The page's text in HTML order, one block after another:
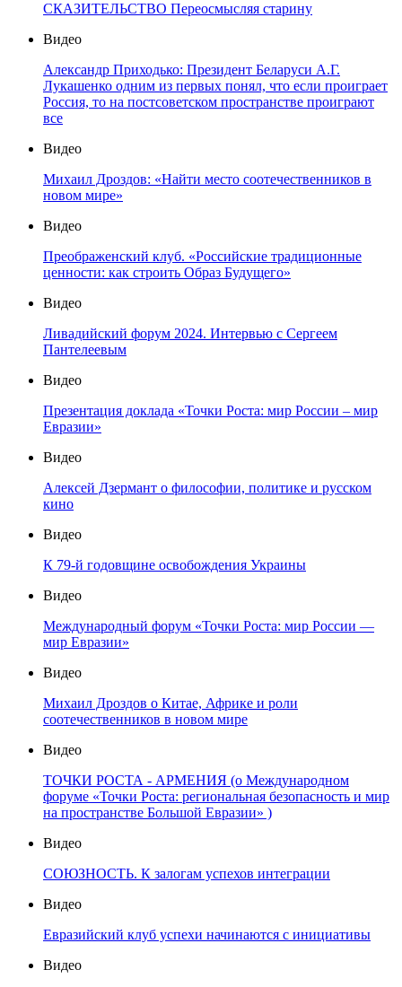
СКАЗИТЕЛЬСТВО Переосмысляя старину
Видео
Александр Приходько: Президент Беларуси А.Г.
Лукашенко одним из первых понял, что если проиграет
Россия, то на постсоветском пространстве проиграют
все
Видео
Михаил Дроздов: «Найти место соотечественников в
новом мире»
Видео
Преображенский клуб. «Российские традиционные
ценности: как строить Образ Будущего»
Видео
Ливадийский форум 2024. Интервью с Сергеем
Пантелеевым
Видео
Презентация доклада «Точки Роста: мир России – мир
Евразии»
Видео
Алексей Дзермант о философии, политике и русском
кино
Видео
К 79-й годовщине освобождения Украины
Видео
Международный форум «Точки Роста: мир России —
мир Евразии»
Видео
Михаил Дроздов о Китае, Африке и роли
соотечественников в новом мире
Видео
ТОЧКИ РОСТА - АРМЕНИЯ (о Международном
форуме «Точки Роста: региональная безопасность и мир
на пространстве Большой Евразии» )
Видео
СОЮЗНОСТЬ. К залогам успехов интеграции
Видео
Евразийский клуб успехи начинаются с инициативы
Видео